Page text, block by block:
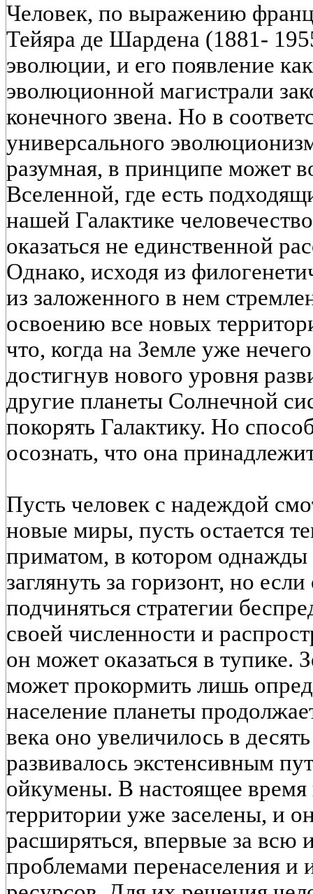
Человек, по выражению
Тейяра де Шардена (1881-
эволюции, и его появление
эволюционной магистрали
конечного звена. Но в
универсального
разумная, в принципе может
Вселенной, где есть
нашей Галактике
оказаться не единственной
Однако, исходя из
из заложенного в нем
освоению все новых
что, когда на Земле уже
достигнув нового уровня
другие планеты Солнечной
покорять Галактику. Но
осознать, что она
Пусть человек с надеждой
новые миры, пусть остается
приматом, в котором
заглянуть за горизонт, но
подчиняться стратегии
своей численности и
он может оказаться в тупике.
может прокормить лишь
население планеты
века оно увеличилось в
развивалось экстенсивным
ойкумены. В настоящее
территории уже заселены, и
расширяться, впервые за всю
проблемами перенаселения